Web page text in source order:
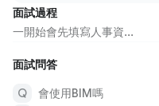
面試過程
一開始會先填寫人事資...
面試問答
會使用BIM嗎